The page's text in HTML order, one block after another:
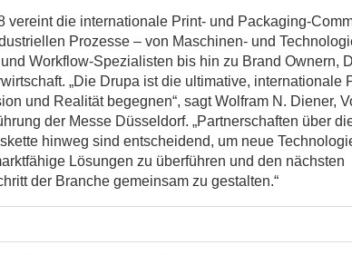
vereint die internationale Print- und Packaging-
Prozesse – von Maschinen- und
Workflow-Spezialisten bis hin zu Brand Ownern,
„Die Drupa ist die ultimative, internationale
und Realität begegnen“, sagt Wolfram N. Diener,
der Messe Düsseldorf. „Partnerschaften über
hinweg sind entscheidend, um neue
Lösungen zu überführen und den nächsten
der Branche gemeinsam zu gestalten.“